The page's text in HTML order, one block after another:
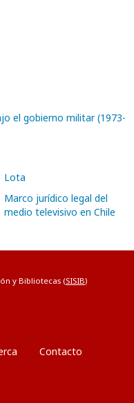
el gobierno militar (1973-
Lota
Marco jurídico legal del
medio televisivo en Chile
y Bibliotecas (SISIB)
Contacto